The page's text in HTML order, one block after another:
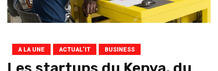
A LA UNE ACTUAL’IT BUSINESS